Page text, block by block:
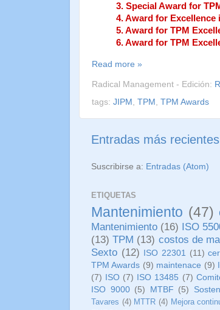
3. Special Award for
4. Award for
5. Award for TPM
6. Award for TPM
Read more »
Radical Management - Edición:
tags: JIPM TPM TPM Awards
Entradas más recientes
Suscribirse a: Entradas (Atom)
ETIQUETAS
Mantenimiento (47)
Mantenimiento (16) ISO
(13) TPM (13) costos de
Sexto (12) ISO 22301 (11)
TPM Awards (9) maintenace (9)
(7) ISO (7) ISO 13485 (7)
ISO 9000 (5) MTBF (5)
Tavares (4) MTTR (4) Mejora